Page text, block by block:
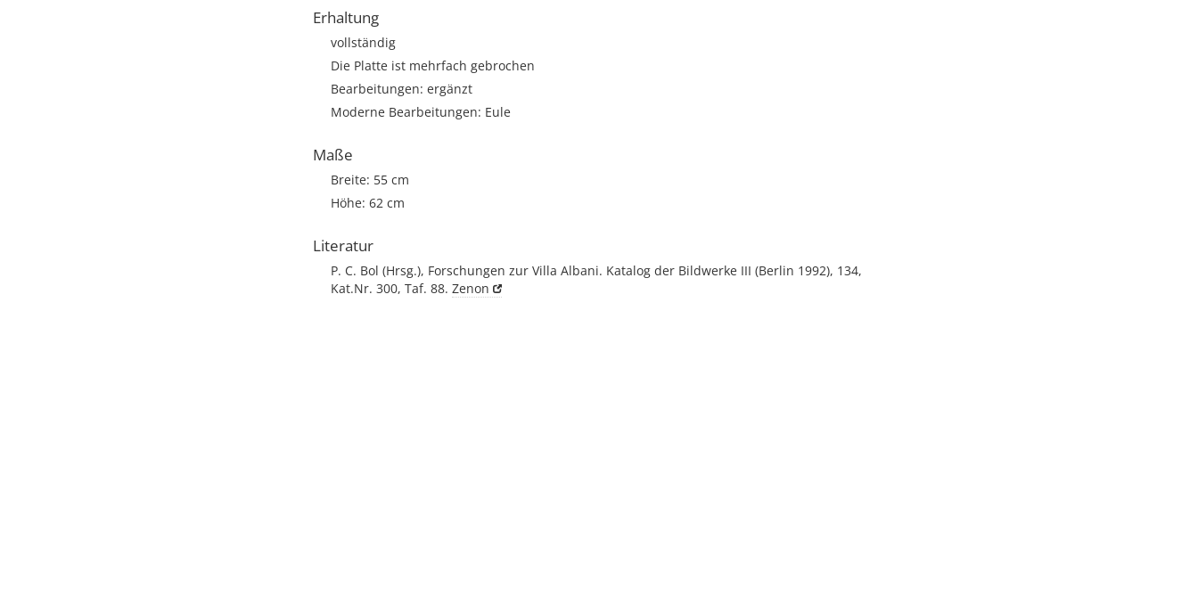
Erhaltung
vollständig
Die Platte ist mehrfach gebrochen
Bearbeitungen: ergänzt
Moderne Bearbeitungen: Eule
Maße
Breite: 55 cm
Höhe: 62 cm
Literatur
P. C. Bol (Hrsg.), Forschungen zur Villa Albani. Katalog der Bildwerke III (Berlin 1992), 134,
Kat.Nr. 300, Taf. 88. Zenon